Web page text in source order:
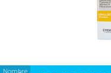
Nombre